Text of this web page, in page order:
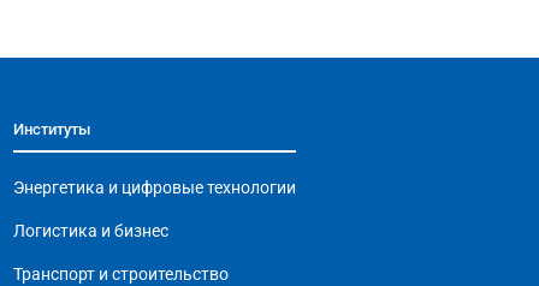
e
o
o
k
s gr l
y
Институты
Энергетика и цифровые технологии
Логистика и бизнес
Транспорт и строительство